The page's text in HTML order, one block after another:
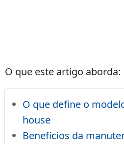
O que este artigo aborda:
O que define o
house
Benefícios da